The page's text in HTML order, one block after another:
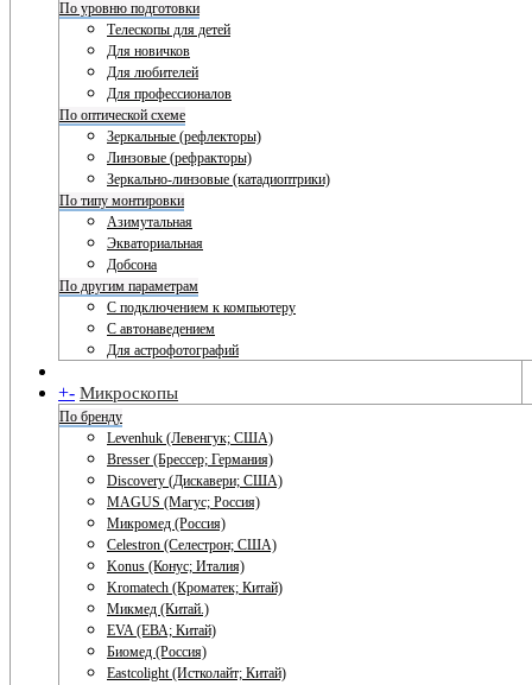
По уровню подготовки
Телескопы для детей
Для новичков
Для любителей
Для профессионалов
По оптической схеме
Зеркальные (рефлекторы)
Линзовые (рефракторы)
Зеркально-линзовые (катадиоптрики)
По типу монтировки
Азимутальная
Экваториальная
Добсона
По другим параметрам
С подключением к компьютеру
С автонаведением
Для астрофотографий
+- Микроскопы
По бренду
Levenhuk (Левенгук; США)
Bresser (Брессер; Германия)
Discovery (Дискавери; США)
MAGUS (Магус; Россия)
Микромед (Россия)
Celestron (Селестрон; США)
Konus (Конус; Италия)
Kromatech (Кроматек; Китай)
Микмед (Китай.)
EVA (ЕВА; Китай)
Биомед (Россия)
Eastcolight (Истколайт; Китай)